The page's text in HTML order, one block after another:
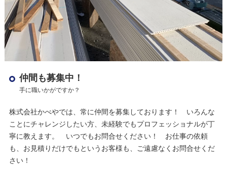
仲間も募集中！
手に職いかがですか？
株式会社かべやでは、常に仲間を募集しております！ いろんな
ことにチャレンジしたい方、未経験でもプロフェッショナルが丁
寧に教えます。 いつでもお問合せください！ お仕事の依頼
も、お見積りだけでもというお客様も、ご遠慮なくお問合せくだ
さい！